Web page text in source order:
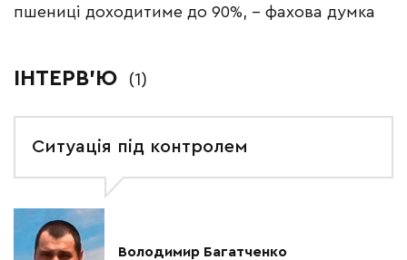
пшениці доходитиме до 90%, - фахова думка
ІНТЕРВ'Ю (1)
Ситуація під контролем
Володимир Багатченко